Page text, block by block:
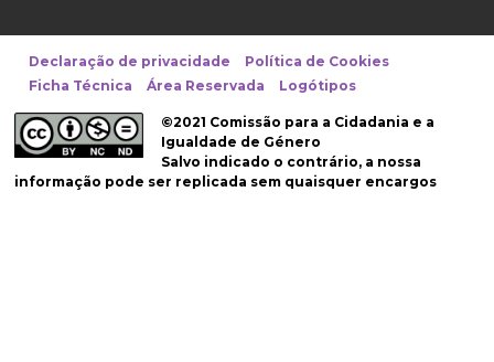
Declaração de privacidade
Política de Cookies
Ficha Técnica
Área Reservada Logótipos
©2021 Comissão para a Cidadania e a
Igualdade de Género
Salvo indicado o contrário, a nossa
informação pode ser replicada sem quaisquer encargos